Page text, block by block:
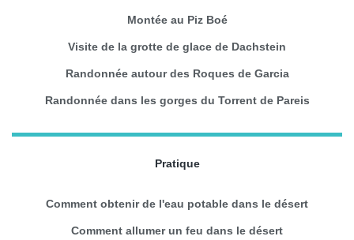
Montée au Piz Boé
Visite de la grotte de glace de Dachstein
Randonnée autour des Roques de Garcia
Randonnée dans les gorges du Torrent de Pareis
Pratique
Comment obtenir de l'eau potable dans le désert
Comment allumer un feu dans le désert